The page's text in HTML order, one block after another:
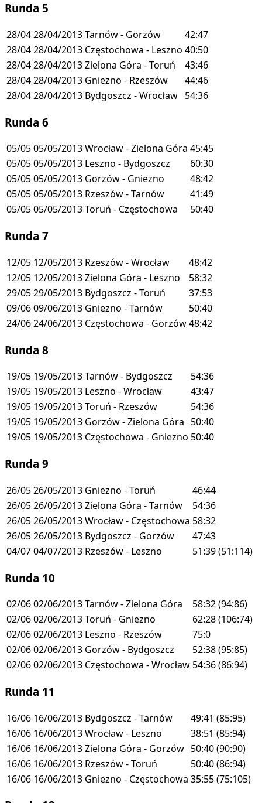
Runda 5
28/0428/04/2013Tarnów - Gorzów
42:47
28/0428/04/2013 Częstochowa - Leszno 40:50
28/0428/04/2013Zielona Góra - Toruń
43:46
28/0428/04/2013 Gniezno - Rzeszów
44:46
28/0428/04/2013 Bydgoszcz - Wrocław 54:36
Runda 6
05/0505/05/2013Wrocław - Zielona Góra 45:45
05/0505/05/2013 Leszno - Bydgoszcz
60:30
05/0505/05/2013 Gorzów - Gniezno
48:42
05/0505/05/2013 Rzeszów - Tarnów
41:49
05/0505/05/2013Toruń - Częstochowa 50:40
Runda 7
12/05 12/05/2013 Rzeszów - Wrocław
48:42
12/05 12/05/2013Zielona Góra - Leszno
58:32
29/0529/05/2013 Bydgoszcz - Toruń
37:53
09/0609/06/2013 Gniezno - Tarnów
50:40
24/0624/06/2013 Częstochowa - Gorzów48:42
Runda 8
19/05 19/05/2013Tarnów - Bydgoszcz
54:36
19/05 19/05/2013 Leszno - Wrocław
43:47
19/05 19/05/2013Toruń - Rzeszów
54:36
19/05 19/05/2013 Gorzów - Zielona Góra 50:40
19/05 19/05/2013 Częstochowa - Gniezno 50:40
Runda 9
26/0526/05/2013 Gniezno - Toruń
46:44
26/0526/05/2013Zielona Góra - Tarnów
54:36
26/0526/05/2013Wrocław - Częstochowa 58:32
26/0526/05/2013 Bydgoszcz - Gorzów
47:43
04/0704/07/2013 Rzeszów - Leszno 51:39(51:114)
Runda 10
02/0602/06/2013Tarnów - Zielona Góra 58:32(94:86)
02/0602/06/2013Toruń - Gniezno 62:28(106:74)
02/0602/06/2013 Leszno - Rzeszów
75:0
02/0602/06/2013 Gorzów - Bydgoszcz 52:38(95:85)
02/0602/06/2013 Częstochowa - Wrocław 54:36(86:94)
Runda 11
16/06 16/06/2013 Bydgoszcz - Tarnów 49:41 (85:95)
16/06 16/06/2013Wrocław - Leszno 38:51 (85:94)
16/06 16/06/2013Zielona Góra - Gorzów 50:40(90:90)
16/06 16/06/2013 Rzeszów - Toruń 50:40(86:94)
16/06 16/06/2013 Gniezno - Częstochowa 35:55(75:105)